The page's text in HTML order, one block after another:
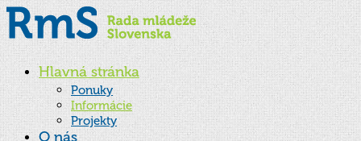
Hlavná stránka
Ponuky
Informácie
Projekty
O nás